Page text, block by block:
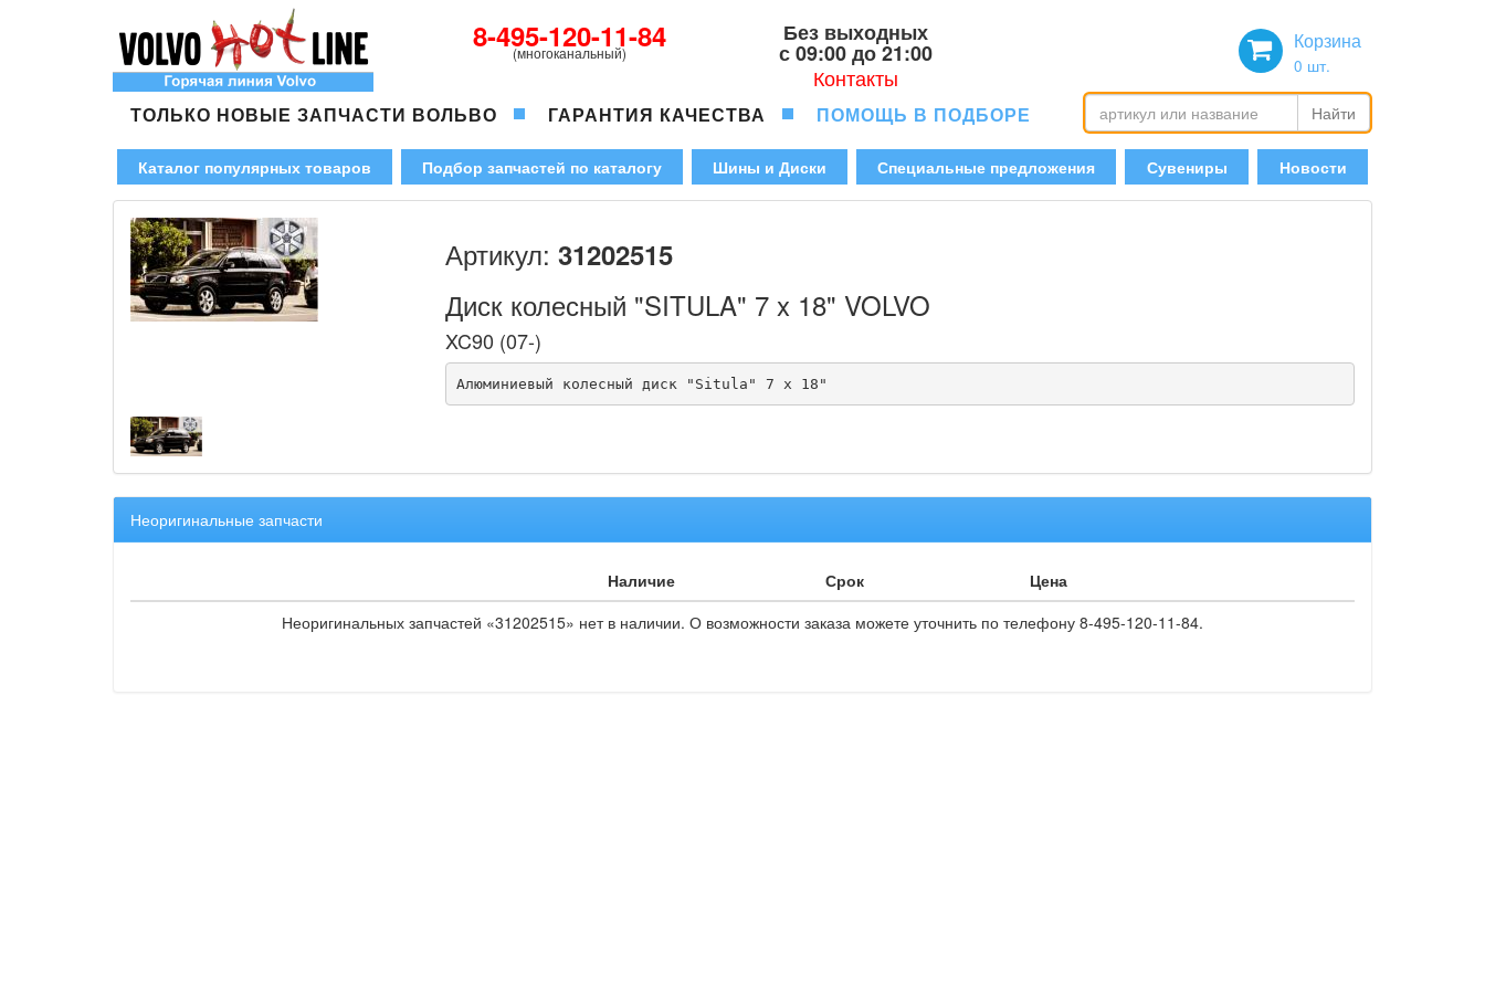
8-495-120-11-84
(многоканальный)
Без выходных
с 09:00 до 21:00
Контакты
Корзина
0 шт.
ТОЛЬКО НОВЫЕ ЗАПЧАСТИ ВОЛЬВО ГАРАНТИЯ КАЧЕСТВА ПОМОЩЬ В ПОДБОРЕ Найти
Каталог популярных товаров Подбор запчастей по каталогу Шины и Диски Специальные предложения Сувениры Новости
Артикул: 31202515
Диск колесный "SITULA" 7 x 18" VOLVO
XC90 (07-)
Алюминиевый колесный диск "Situla" 7 x 18"
Неоригинальные запчасти
Наличие Срок
Цена
Неоригинальных запчастей «31202515» нет в наличии. О возможности заказа можете уточнить по телефону 8-495-120-11-84.